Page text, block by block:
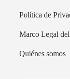
Política de
Marco Legal
Quiénes somos